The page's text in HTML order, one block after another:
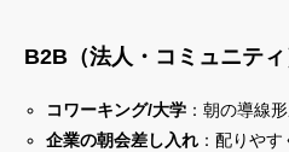
B2B（法人・コミュニティ
コワーキング/大学 ：朝の導線形
企業の朝会差し入れ ：配りやす